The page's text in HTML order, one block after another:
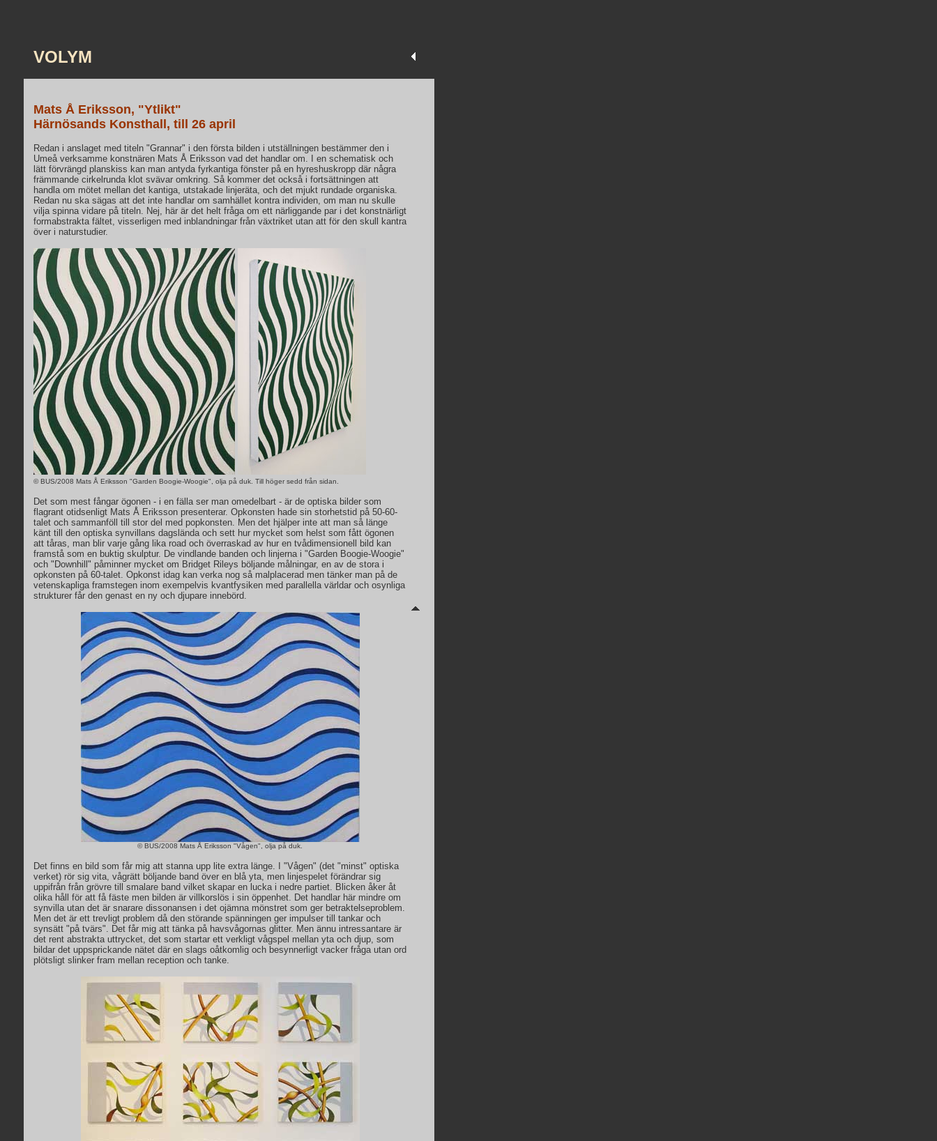
VOLYM
Mats Å Eriksson, "Ytlikt"
Härnösands Konsthall, till 26 april
Redan i anslaget med titeln "Grannar" i den första bilden i utställningen bestämmer den i
Umeå verksamme konstnären Mats Å Eriksson vad det handlar om. I en schematisk och
lätt förvrängd planskiss kan man antyda fyrkantiga fönster på en hyreshuskropp där några
främmande cirkelrunda klot svävar omkring. Så kommer det också i fortsättningen att
handla om mötet mellan det kantiga, utstakade linjeräta, och det mjukt rundade organiska.
Redan nu ska sägas att det inte handlar om samhället kontra individen, om man nu skulle
vilja spinna vidare på titeln. Nej, här är det helt fråga om ett närliggande par i det konstnärligt
formabstrakta fältet, visserligen med inblandningar från växtriket utan att för den skull kantra
över i naturstudier.
© BUS/2008 Mats Å Eriksson "Garden Boogie-Woogie", olja på duk. Till höger sedd från sidan.
Det som mest fångar ögonen - i en fälla ser man omedelbart - är de optiska bilder som
flagrant otidsenligt Mats Å Eriksson presenterar. Opkonsten hade sin storhetstid på 50-60-
talet och sammanföll till stor del med popkonsten. Men det hjälper inte att man så länge
känt till den optiska synvillans dagslända och sett hur mycket som helst som fått ögonen
att tåras, man blir varje gång lika road och överraskad av hur en tvådimensionell bild kan
framstå som en buktig skulptur. De vindlande banden och linjerna i "Garden Boogie-Woogie"
och "Downhill" påminner mycket om Bridget Rileys böljande målningar, en av de stora i
opkonsten på 60-talet. Opkonst idag kan verka nog så malplacerad men tänker man på de
vetenskapliga framstegen inom exempelvis kvantfysiken med parallella världar och osynliga
strukturer får den genast en ny och djupare innebörd.
© BUS/2008 Mats Å Eriksson "Vågen", olja på duk.
Det finns en bild som får mig att stanna upp lite extra länge. I "Vågen" (det "minst" optiska
verket) rör sig vita, vågrätt böljande band över en blå yta, men linjespelet förändrar sig
uppifrån från grövre till smalare band vilket skapar en lucka i nedre partiet. Blicken åker åt
olika håll för att få fäste men bilden är villkorslös i sin öppenhet. Det handlar här mindre om
synvilla utan det är snarare dissonansen i det ojämna mönstret som ger betraktelseproblem.
Men det är ett trevligt problem då den störande spänningen ger impulser till tankar och
synsätt "på tvärs". Det får mig att tänka på havsvågornas glitter. Men ännu intressantare är
det rent abstrakta uttrycket, det som startar ett verkligt vågspel mellan yta och djup, som
bildar det uppsprickande nätet där en slags oåtkomlig och besynnerligt vacker fråga utan ord
plötsligt slinker fram mellan reception och tanke.